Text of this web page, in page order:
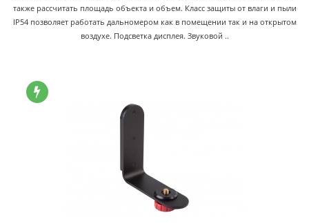
также рассчитать площадь объекта и объем. Класс защиты от влаги и пыли
IP54 позволяет работать дальномером как в помещении так и на открытом
воздухе. Подсветка дисплея. Звуковой ..